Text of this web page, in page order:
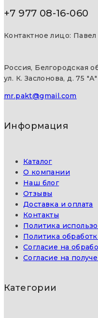
+7 977 08-16-060
Контактное лицо: Павел
Россия, Белгородская
ул. К. Заслонова, д. 75 "А"
mr.pakt@gmail.com
Информация
Каталог
О компании
Наш блог
Отзывы
Доставка и оплата
Контакты
Политика
Политика
Согласие на
Согласие на
Категории